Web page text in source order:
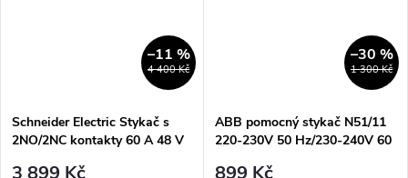
4 400 Kč
–11 %
Schneider Electric Stykač s
2NO/2NC kontakty 60 A 48 V
3 899 Kč
1 300 Kč
–30 %
ABB pomocný stykač N51/11
220-230V 50 Hz/230-240V 60
899 Kč